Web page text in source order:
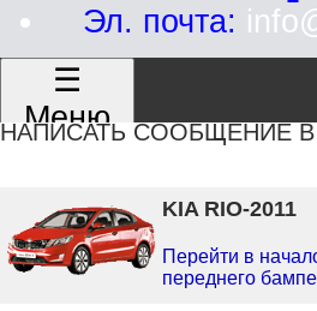
Эл. почта:
☰
Меню
НАПИСАТЬ СООБЩЕНИЕ В
KIA RIO-2011
Перейти в
переднего